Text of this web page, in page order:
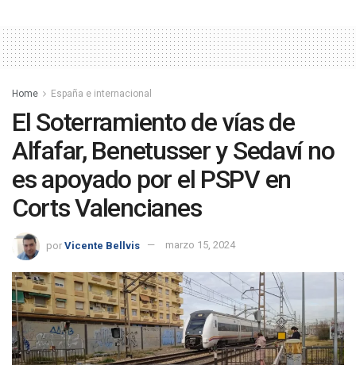
Home España e internacional
El Soterramiento de vías de
Alfafar, Benetusser y Sedaví no
es apoyado por el PSPV en
Corts Valencianes
por Vicente Bellvis marzo 15, 2024